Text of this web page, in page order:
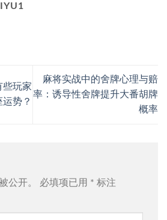
些玩家
势？
麻将实战中的舍牌心理与赔
率：诱导性舍牌提升大番胡牌
概率
公开。 必填项已用 * 标注